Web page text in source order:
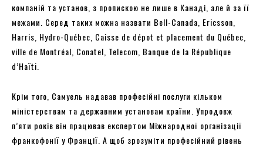
компаній та установ, з пропискою не лише в Канаді, але й за її
межами. Серед таких можна назвати Bell-Canada, Ericsson,
Harris, Hydro-Québec, Caisse de dépot et placement du Québec,
ville de Montréal, Conatel, Telecom, Banque de la République
d’Haïti.
Крім того, Самуель надавав професійні послуги кільком
міністерствам та державним установам країни. Упродовж
п’яти років він працював експертом Міжнародної організації
франкофонії у Франції. А щоб зрозуміти професійний рівень